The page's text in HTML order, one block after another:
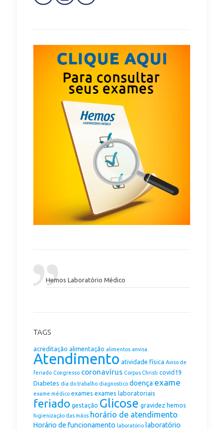
Hemos Laboratório Médico
TAGS
acreditação alimentação alimentos anvisa
Atendimento atividade física Aviso de
feriado Congresso coronavírus Corpus Christi covid19
Diabetes dia do trabalho diagnostico doença exame
exame médico exames exames laboratoriais
feriado gestação Glicose gravidez hemos
higienização das mãos horário de atendimento
Horário de funcionamento laboratório laboratório